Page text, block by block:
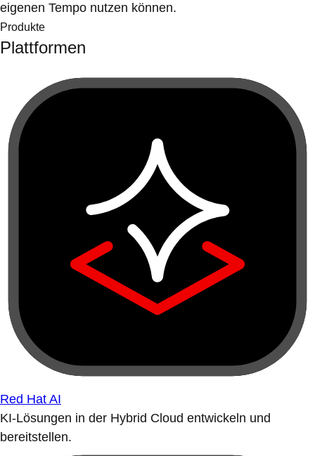
eigenen Tempo nutzen können.
Produkte
Plattformen
Red Hat AI
KI-Lösungen in der Hybrid Cloud entwickeln und
bereitstellen.